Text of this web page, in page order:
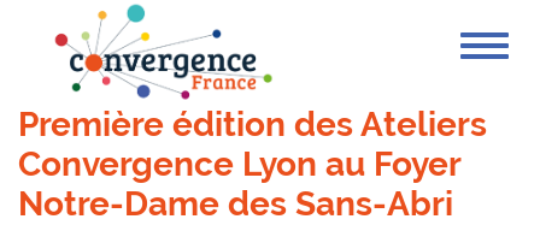
Première édition des Ateliers
Convergence Lyon au Foyer
Notre-Dame des Sans-Abri
Cookies management panel